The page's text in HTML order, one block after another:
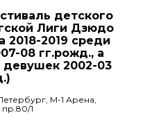
детского
Лиги Дзюдо
2018-2019 среди
08 гг.рожд., а
2002-03
М-1 Арена,
1